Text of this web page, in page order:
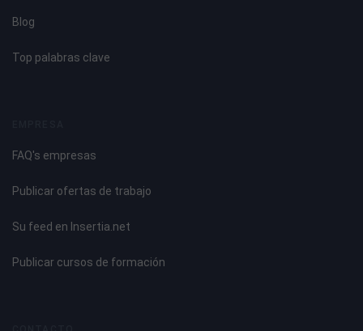
Blog
Top palabras clave
FAQ's empresas
Publicar ofertas de trabajo
Su feed en Insertia.net
Publicar cursos de formación